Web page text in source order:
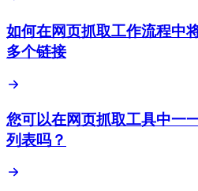
如何在网页抓取工作流程中
多个链接
您可以在网页抓取工具中一
列表吗？